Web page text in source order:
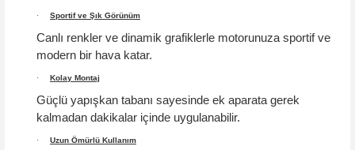
· Sportif ve Şık Görünüm
Canlı renkler ve dinamik grafiklerle motorunuza sportif ve
modern bir hava katar.
· Kolay Montaj
Güçlü yapışkan tabanı sayesinde ek aparata gerek
kalmadan dakikalar içinde uygulanabilir.
· Uzun Ömürlü Kullanım